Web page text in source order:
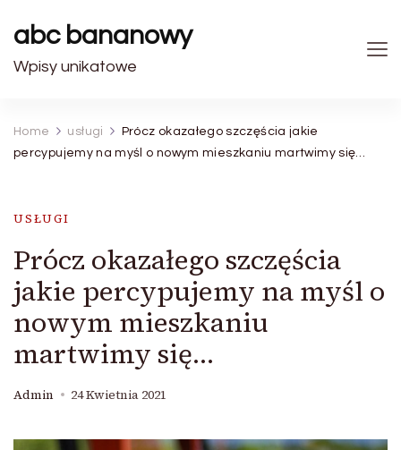
abc bananowy
Wpisy unikatowe
Home usługi
Prócz okazałego szczęścia jakie
percypujemy na myśl o nowym mieszkaniu martwimy się…
USŁUGI
Prócz okazałego szczęścia
jakie percypujemy na myśl o
nowym mieszkaniu
martwimy się…
Admin 24 Kwietnia 2021